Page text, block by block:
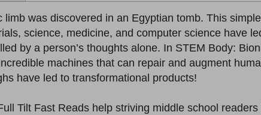
limb was discovered in an Egyptian tomb. This
science, medicine, and computer science have
by a person’s thoughts alone. In STEM Body:
machines that can repair and augment
have led to transformational products!
Tilt Fast Reads help striving middle school